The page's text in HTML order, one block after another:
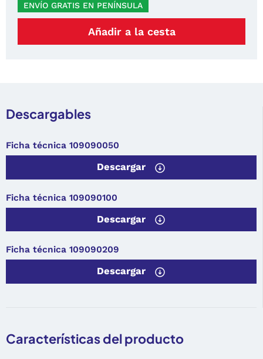
ENVÍO GRATIS EN PENÍNSULA
Añadir a la cesta
Descargables
Ficha técnica 109090050
Descargar
Ficha técnica 109090100
Descargar
Ficha técnica 109090209
Descargar
Características del producto